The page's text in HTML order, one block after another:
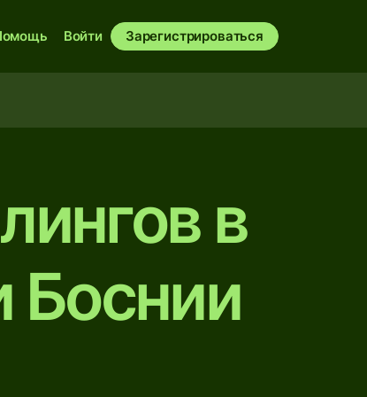
Войти Зарегистрироваться
в
Боснии